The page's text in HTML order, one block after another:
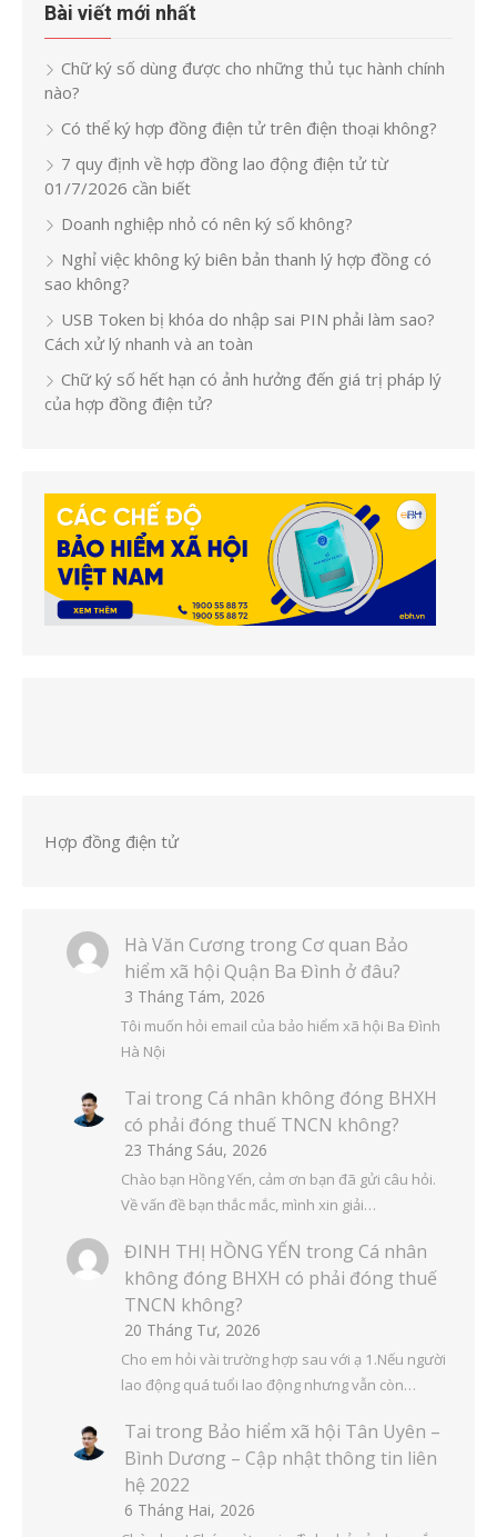
Bài viết mới nhất
Chữ ký số dùng được cho những thủ tục hành chính
nào?
Có thể ký hợp đồng điện tử trên điện thoại không?
7 quy định về hợp đồng lao động điện tử từ
01/7/2026 cần biết
Doanh nghiệp nhỏ có nên ký số không?
Nghỉ việc không ký biên bản thanh lý hợp đồng có
sao không?
USB Token bị khóa do nhập sai PIN phải làm sao?
Cách xử lý nhanh và an toàn
Chữ ký số hết hạn có ảnh hưởng đến giá trị pháp lý
của hợp đồng điện tử?
Hợp đồng điện tử
Hà Văn Cương trong Cơ quan Bảo
hiểm xã hội Quận Ba Đình ở đâu?
3 Tháng Tám, 2026
Tôi muốn hỏi email của bảo hiểm xã hội Ba Đình
Hà Nội
Tai trong Cá nhân không đóng BHXH
có phải đóng thuế TNCN không?
23 Tháng Sáu, 2026
Chào bạn Hồng Yến, cảm ơn bạn đã gửi câu hỏi.
Về vấn đề bạn thắc mắc, mình xin giải…
ĐINH THỊ HỒNG YẾN trong Cá nhân
không đóng BHXH có phải đóng thuế
TNCN không?
20 Tháng Tư, 2026
Cho em hỏi vài trường hợp sau với ạ 1.Nếu người
lao động quá tuổi lao động nhưng vẫn còn…
Tai trong Bảo hiểm xã hội Tân Uyên –
Bình Dương – Cập nhật thông tin liên
hệ 2022
6 Tháng Hai, 2026